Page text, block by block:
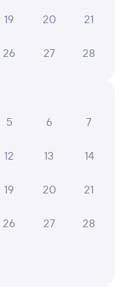
Hotel
19 20 21
26 27 28
5 6 7
12 13 14
19 20 21
26 27 28